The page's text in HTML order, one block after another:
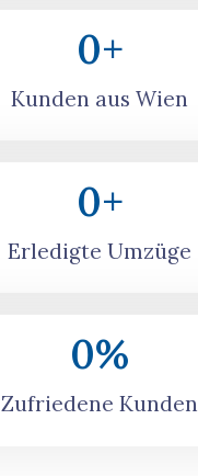
Kunden aus Wien
0+
Erledigte Umzüge
0+
Zufriedene Kunden
0%